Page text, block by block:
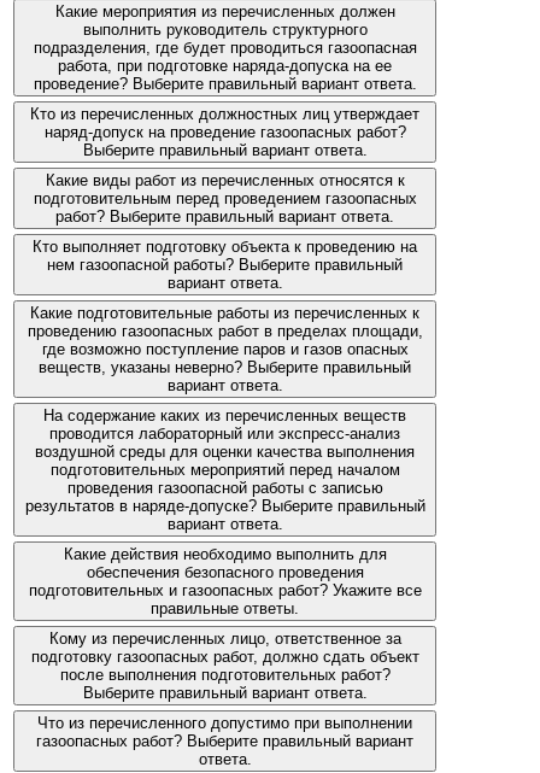
Какие мероприятия из перечисленных должен
выполнить руководитель структурного
подразделения, где будет проводиться газоопасная
работа, при подготовке наряда-допуска на ее
проведение? Выберите правильный вариант ответа.
Кто из перечисленных должностных лиц утверждает
наряд-допуск на проведение газоопасных работ?
Выберите правильный вариант ответа.
Какие виды работ из перечисленных относятся к
подготовительным перед проведением газоопасных
работ? Выберите правильный вариант ответа.
Кто выполняет подготовку объекта к проведению на
нем газоопасной работы? Выберите правильный
вариант ответа.
Какие подготовительные работы из перечисленных к
проведению газоопасных работ в пределах площади,
где возможно поступление паров и газов опасных
веществ, указаны неверно? Выберите правильный
вариант ответа.
На содержание каких из перечисленных веществ
проводится лабораторный или экспресс-анализ
воздушной среды для оценки качества выполнения
подготовительных мероприятий перед началом
проведения газоопасной работы с записью
результатов в наряде-допуске? Выберите правильный
вариант ответа.
Какие действия необходимо выполнить для
обеспечения безопасного проведения
подготовительных и газоопасных работ? Укажите все
правильные ответы.
Кому из перечисленных лицо, ответственное за
подготовку газоопасных работ, должно сдать объект
после выполнения подготовительных работ?
Выберите правильный вариант ответа.
Что из перечисленного допустимо при выполнении
газоопасных работ? Выберите правильный вариант
ответа.